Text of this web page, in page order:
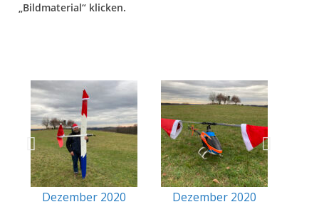
„Bildmaterial“ klicken.
Dezember 2020 Dezember 2020